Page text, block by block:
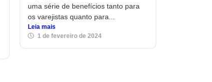
uma série de benefícios tanto para
os varejistas quanto para...
Leia mais
1 de fevereiro de 2024